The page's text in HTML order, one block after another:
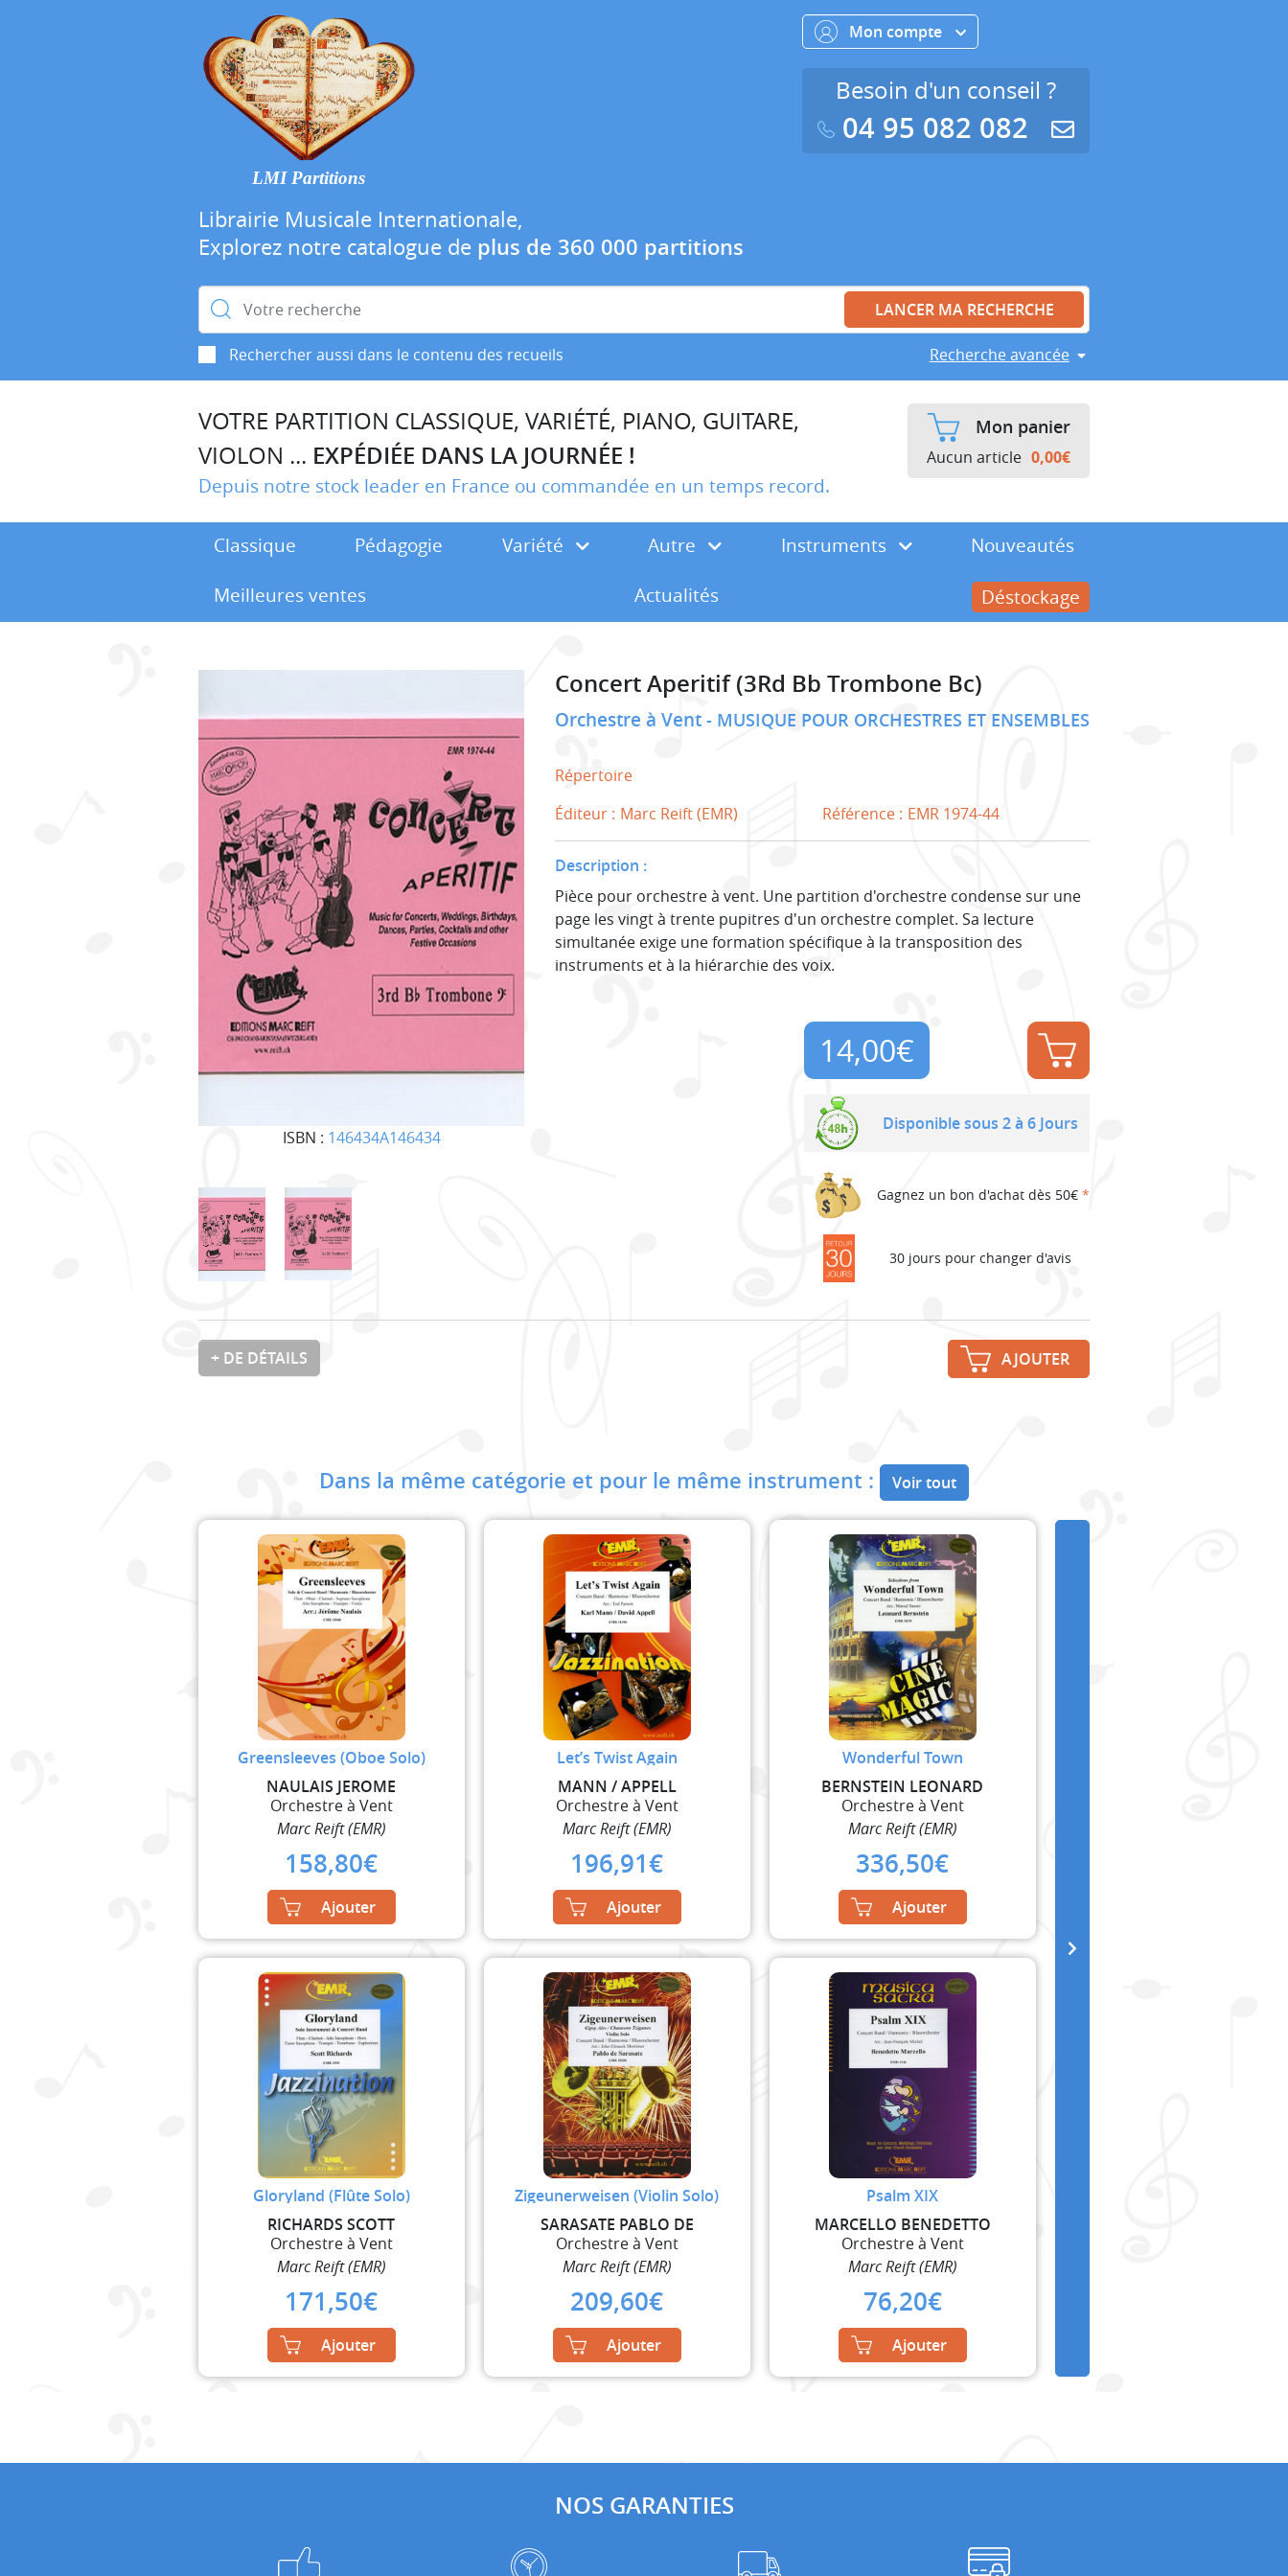
LMI Partitions
Librairie Musicale Internationale,
Explorez notre catalogue de plus de 360 000 partitions
Rechercher :
Rechercher aussi dans le contenu des recueils Recherche avancée
Mon compte
Besoin d'un conseil ?
04 95 082 082
VOTRE PARTITION CLASSIQUE, VARIÉTÉ, PIANO, GUITARE,
VIOLON ... EXPÉDIÉE DANS LA JOURNÉE !
Depuis notre stock leader en France ou commandée en un temps record.
Mon panier
Aucun article 0,00€
Classique Pédagogie Variété Autre Instruments
Nouveautés
Meilleures ventes
Actualités Déstockage
ISBN : 146434A146434
Concert Aperitif (3Rd Bb Trombone Bc)
Orchestre à Vent MUSIQUE POUR ORCHESTRES ET ENSEMBLES
Répertoire
Éditeur : Marc Reift (EMR) Référence : EMR 1974-44
Description :
Pièce pour orchestre à vent. Une partition d'orchestre condense sur une
page les vingt à trente pupitres d'un orchestre complet. Sa lecture
simultanée exige une formation spécifique à la transposition des
instruments et à la hiérarchie des voix.
14,00€
Disponible sous 2 à 6 Jours
Gagnez un bon d'achat dès 50€ *
30 jours pour changer d'avis
+ DE DÉTAILS AJOUTER
Dans la même catégorie et pour le même instrument : Voir tout
Greensleeves (Oboe Solo)
NAULAIS JEROME
Orchestre à Vent
Marc Reift (EMR)
158,80€
Ajouter
Let’s Twist Again
MANN / APPELL
Orchestre à Vent
Marc Reift (EMR)
196,91€
Ajouter
Wonderful Town
BERNSTEIN LEONARD
Orchestre à Vent
Marc Reift (EMR)
336,50€
Ajouter
Gloryland (Flûte Solo)
RICHARDS SCOTT
Orchestre à Vent
Marc Reift (EMR)
171,50€
Ajouter
Zigeunerweisen (Violin Solo)
SARASATE PABLO DE
Orchestre à Vent
Marc Reift (EMR)
209,60€
Ajouter
Psalm XIX
MARCELLO BENEDETTO
Orchestre à Vent
Marc Reift (EMR)
76,20€
Ajouter
NOS GARANTIES